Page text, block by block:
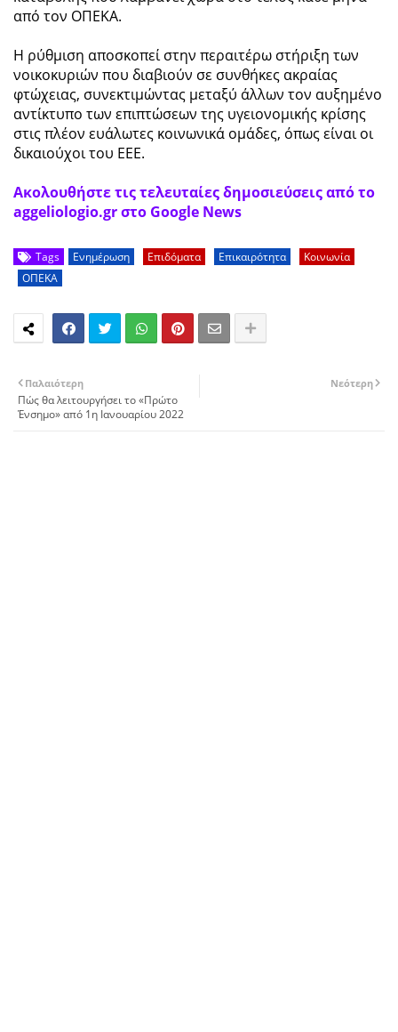
από τον ΟΠΕΚΑ.
Η ρύθμιση αποσκοπεί στην περαιτέρω στήριξη των
νοικοκυριών που διαβιούν σε συνθήκες ακραίας
φτώχειας, συνεκτιμώντας μεταξύ άλλων τον αυξημένο
αντίκτυπο των επιπτώσεων της υγειονομικής κρίσης
στις πλέον ευάλωτες κοινωνικά ομάδες, όπως είναι οι
δικαιούχοι του ΕΕΕ.
Ακολουθήστε τις τελευταίες δημοσιεύσεις από το
aggeliologio.gr στο Google News
Tags Ενημέρωση Επιδόματα Επικαιρότητα
Κοινωνία
ΟΠΕΚΑ
Νεότερη
Παλαιότερη
Πώς θα λειτουργήσει το «Πρώτο
Ένσημο» από 1η Ιανουαρίου 2022